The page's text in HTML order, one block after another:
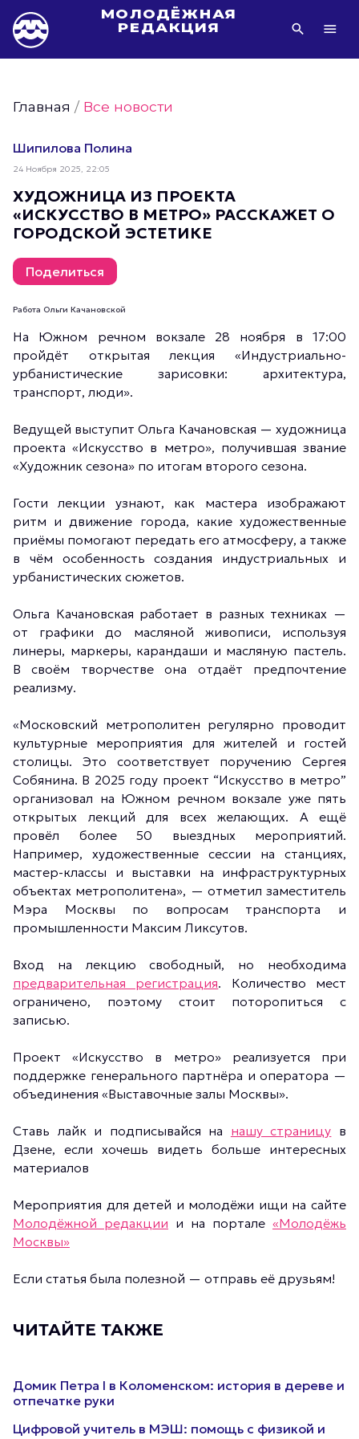
МОЛОДЁЖНАЯ
РЕДАКЦИЯ
Фото Молодёжи Москвы
Фотогалереи Молодёжи Москвы
Статьи Молодёжи Москвы
Молодёжь Москвы культурная
Молодёжь Москвы спортивная
Молодёжь Москвы в движении
Молодёжь Москвы здоровая
Молодёжь Москвы профессиональная
Молодёжь Москвы туристическая
Все новости
Главная /Все новости
Шипилова Полина
24 Ноября 2025, 22:05
ХУДОЖНИЦА ИЗ ПРОЕКТА
«ИСКУССТВО В МЕТРО» РАССКАЖЕТ О
ГОРОДСКОЙ ЭСТЕТИКЕ
Поделиться
Работа Ольги Качановской
На Южном речном вокзале 28 ноября в 17:00
пройдёт открытая лекция «Индустриально-
урбанистические зарисовки: архитектура,
транспорт, люди».
Ведущей выступит Ольга Качановская — художница
проекта «Искусство в метро», получившая звание
«Художник сезона» по итогам второго сезона.
Гости лекции узнают, как мастера изображают
ритм и движение города, какие художественные
приёмы помогают передать его атмосферу, а также
в чём особенность создания индустриальных и
урбанистических сюжетов.
Ольга Качановская работает в разных техниках —
от графики до масляной живописи, используя
линеры, маркеры, карандаши и масляную пастель.
В своём творчестве она отдаёт предпочтение
реализму.
«Московский метрополитен регулярно проводит
культурные мероприятия для жителей и гостей
столицы. Это соответствует поручению Сергея
Собянина. В 2025 году проект “Искусство в метро”
организовал на Южном речном вокзале уже пять
открытых лекций для всех желающих. А ещё
провёл более 50 выездных мероприятий.
Например, художественные сессии на станциях,
мастер-классы и выставки на инфраструктурных
объектах метрополитена», — отметил заместитель
Мэра Москвы по вопросам транспорта и
промышленности Максим Ликсутов.
Вход на лекцию свободный, но необходима
предварительная регистрация. Количество мест
ограничено, поэтому стоит поторопиться с
записью.
Проект «Искусство в метро» реализуется при
поддержке генерального партнёра и оператора —
объединения «Выставочные залы Москвы».
Ставь лайк и подписывайся на нашу страницу в
Дзене, если хочешь видеть больше интересных
материалов
Мероприятия для детей и молодёжи ищи на сайте
Молодёжной редакции и на портале «Молодёжь
Москвы»
Если статья была полезной — отправь её друзьям!
ЧИТАЙТЕ ТАКЖЕ
Домик Петра I в Коломенском: история в дереве и
отпечатке руки
Цифровой учитель в МЭШ: помощь с физикой и